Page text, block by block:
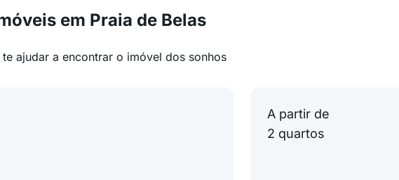
em Praia de Belas
ajudar a encontrar o imóvel dos sonhos
A partir de
2 quartos